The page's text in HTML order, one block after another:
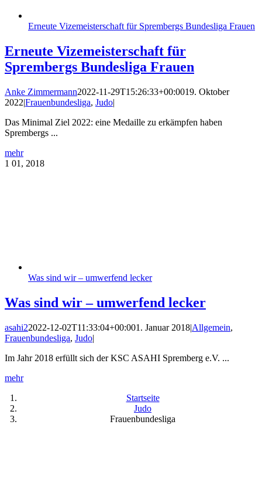
Erneute Vizemeisterschaft für Sprembergs Bundesliga Frauen
Erneute Vizemeisterschaft für
Sprembergs Bundesliga Frauen
Anke Zimmermann2022-11-29T15:26:33+00:0019. Oktober
2022|Frauenbundesliga, Judo|
Das Minimal Ziel 2022: eine Medaille zu erkämpfen haben
Sprembergs ...
mehr
1 01, 2018
Was sind wir – umwerfend lecker
Was sind wir – umwerfend lecker
asahi22022-12-02T11:33:04+00:001. Januar 2018|Allgemein,
Frauenbundesliga, Judo|
Im Jahr 2018 erfüllt sich der KSC ASAHI Spremberg e.V. ...
mehr
Startseite
Judo
Frauenbundesliga